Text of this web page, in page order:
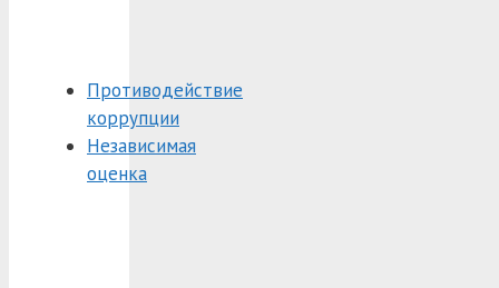
Противодействие
коррупции
Независимая
оценка